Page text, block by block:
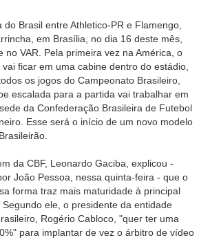
do Brasil entre Athletico-PR e Flamengo,
em Brasília, no dia 16 deste mês,
no VAR. Pela primeira vez na América, o
ficar em uma cabine dentro do estádio,
os jogos do Campeonato Brasileiro,
escalada para a partida vai trabalhar em
da Confederação Brasileira de Futebol
Esse será o início de um novo modelo
da CBF, Leonardo Gaciba, explicou -
João Pessoa, nessa quinta-feira - que o
forma traz mais maturidade à principal
ele, o presidente da entidade
Rogério Cabloco, "quer ter uma
para implantar de vez o árbitro de vídeo